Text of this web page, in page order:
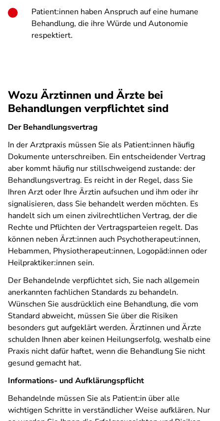
Patient:innen haben Anspruch auf eine humane
Behandlung, die ihre Würde und Autonomie
respektiert.
Wozu Ärztinnen und Ärzte bei
Behandlungen verpflichtet sind
Der Behandlungsvertrag
In der Arztpraxis müssen Sie als Patient:innen häufig
Dokumente unterschreiben. Ein entscheidender Vertrag
aber kommt häufig nur stillschweigend zustande: der
Behandlungsvertrag. Es reicht in der Regel, dass Sie
Ihren Arzt oder Ihre Ärztin aufsuchen und ihm oder ihr
signalisieren, dass Sie behandelt werden möchten. Es
handelt sich um einen zivilrechtlichen Vertrag, der die
Rechte und Pflichten der Vertragsparteien regelt. Das
können neben Ärzt:innen auch Psychotherapeut:innen,
Hebammen, Physiotherapeut:innen, Logopäd:innen oder
Heilpraktiker:innen sein.
Der Behandelnde verpflichtet sich, Sie nach allgemein
anerkannten fachlichen Standards zu behandeln.
Wünschen Sie ausdrücklich eine Behandlung, die vom
Standard abweicht, müssen Sie über die Risiken
besonders gut aufgeklärt werden. Ärztinnen und Ärzte
schulden Ihnen aber keinen Heilungserfolg, weshalb eine
Praxis nicht dafür haftet, wenn die Behandlung Sie nicht
gesund gemacht hat.
Informations- und Aufklärungspflicht
Behandelnde müssen Sie als Patient:in über alle
wichtigen Schritte in verständlicher Weise aufklären. Nur